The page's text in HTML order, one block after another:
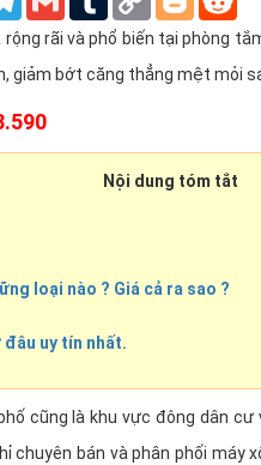
Link
rãi và phổ biến tại phòng
giảm bớt căng thẳng mệt mỏi
Nội dung tóm tắt
loại nào ? Giá cả ra sao ?
đâu uy tín nhất.
cũng là khu vực đông dân
chuyên bán và phân phối máy